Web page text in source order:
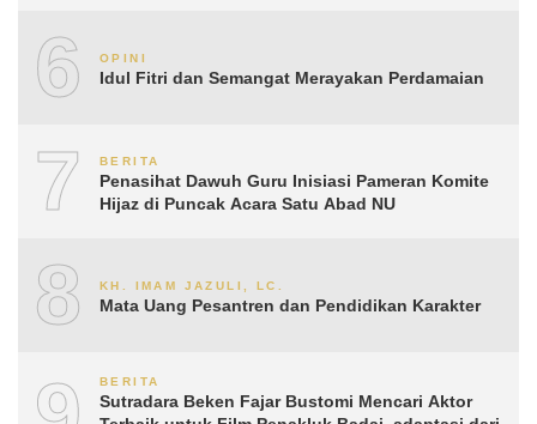
6 OPINI
Idul Fitri dan Semangat Merayakan Perdamaian
7 BERITA
Penasihat Dawuh Guru Inisiasi Pameran Komite
Hijaz di Puncak Acara Satu Abad NU
8 KH. IMAM JAZULI, LC.
Mata Uang Pesantren dan Pendidikan Karakter
BERITA
Sutradara Beken Fajar Bustomi Mencari Aktor